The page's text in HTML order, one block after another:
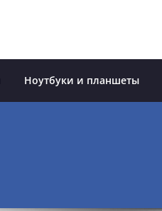
Ноутбуки и планшеты